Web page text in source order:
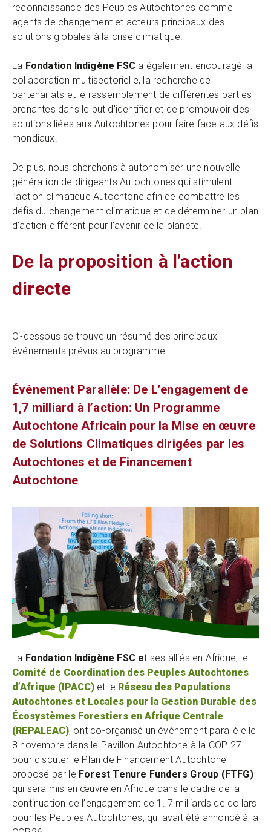
reconnaissance des Peuples Autochtones comme
agents de changement et acteurs principaux des
solutions globales à la crise climatique.
La Fondation Indigène FSC a également encouragé la
collaboration multisectorielle, la recherche de
partenariats et le rassemblement de différentes parties
prenantes dans le but d’identifier et de promouvoir des
solutions liées aux Autochtones pour faire face aux défis
mondiaux.
De plus, nous cherchons à autonomiser une nouvelle
génération de dirigeants Autochtones qui stimulent
l’action climatique Autochtone afin de combattre les
défis du changement climatique et de déterminer un plan
d’action différent pour l’avenir de la planète.
De la proposition à l’action
directe
Ci-dessous se trouve un résumé des principaux
événements prévus au programme.
Événement Parallèle: De L’engagement de
1,7 milliard à l’action: Un Programme
Autochtone Africain pour la Mise en œuvre
de Solutions Climatiques dirigées par les
Autochtones et de Financement
Autochtone
La Fondation Indigène FSC et ses alliés en Afrique, le
Comité de Coordination des Peuples Autochtones
d’Afrique (IPACC) et le Réseau des Populations
Autochtones et Locales pour la Gestion Durable des
Écosystèmes Forestiers en Afrique Centrale
(REPALEAC), ont co-organisé un événement parallèle le
8 novembre dans le Pavillon Autochtone à la COP 27
pour discuter le Plan de Financement Autochtone
proposé par le Forest Tenure Funders Group (FTFG)
qui sera mis en œuvre en Afrique dans le cadre de la
continuation de l’engagement de 1. 7 milliards de dollars
pour les Peuples Autochtones, qui avait été annoncé à la